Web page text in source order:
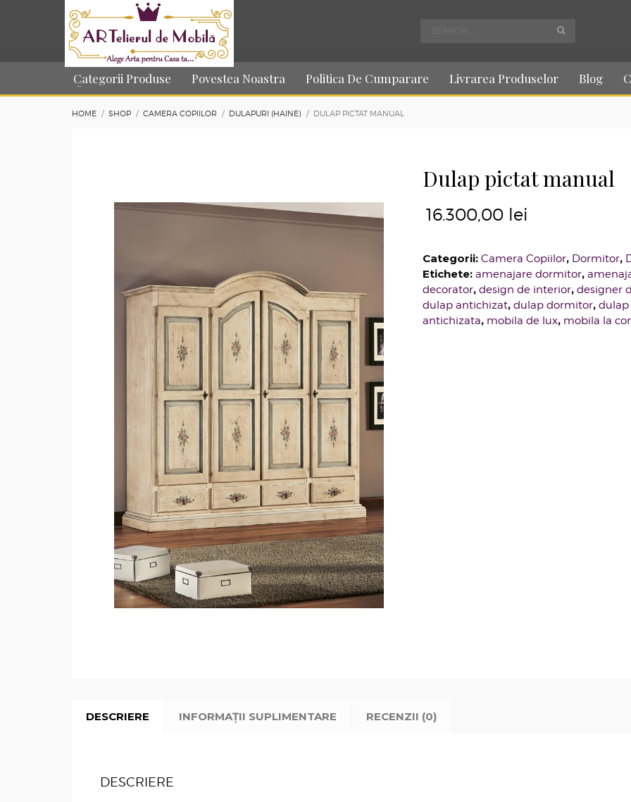
Categorii Produse Povestea Noastra Politica De Cumparare Livrarea Produselor Blog
HOME SHOP CAMERA COPIILOR DULAPURI (HAINE) DULAP PICTAT MANUAL
Dulap pictat manual
16.300,00 lei
Categorii:Camera Copiilor, Dormitor,
Etichete:amenajare dormitor,
decorator,design de interior,designer
dulap antichizat,dulap dormitor,dulap
antichizata, mobila de lux, mobila la
DESCRIERE INFORMAȚII SUPLIMENTARE RECENZII (0)
DESCRIERE